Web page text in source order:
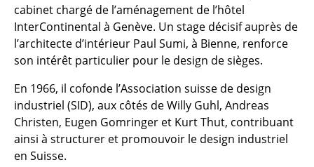
Bibliothèques
Étagères murales
Meubles TV
Caissons roulants et Meubles d’appoint
Meubles de bar
cabinet chargé de l’aménagement de l’hôtel
InterContinental à Genève. Un stage décisif auprès de
l’architecte d’intérieur Paul Sumi, à Bienne, renforce
son intérêt particulier pour le design de sièges.
En 1966, il cofonde l’Association suisse de design
industriel (SID), aux côtés de Willy Guhl, Andreas
Christen, Eugen Gomringer et Kurt Thut, contribuant
ainsi à structurer et promouvoir le design industriel
en Suisse.